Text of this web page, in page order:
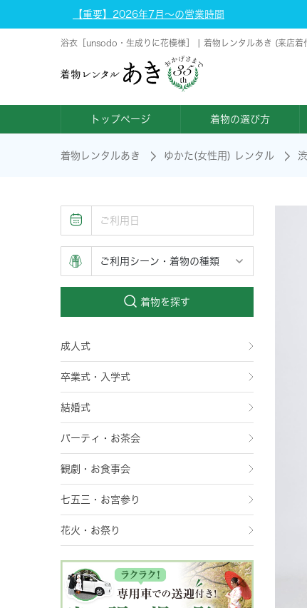
【重要】2026年7月～の営業時間
浴衣［unsodo・生成りに花模様］ | 着物レンタルあき (来店着
トップページ 着物の選び方
着物レンタルあき ゆかた(女性用) レンタル
着物を探す
成人式
卒業式・入学式
結婚式
パーティ・お茶会
観劇・お食事会
七五三・お宮参り
花火・お祭り